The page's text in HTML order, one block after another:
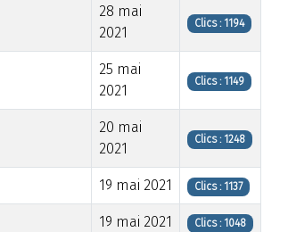
28 mai
2021
Clics : 1194
25 mai
2021
Clics : 1149
20 mai
2021
Clics : 1248
19 mai 2021 Clics : 1137
19 mai 2021 Clics : 1048